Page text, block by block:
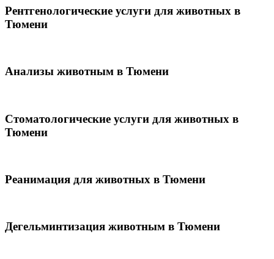
Рентгенологические услуги для животных в
Тюмени
Анализы животным в Тюмени
Стоматологические услуги для животных в
Тюмени
Реанимация для животных в Тюмени
Дегельминтизация животным в Тюмени